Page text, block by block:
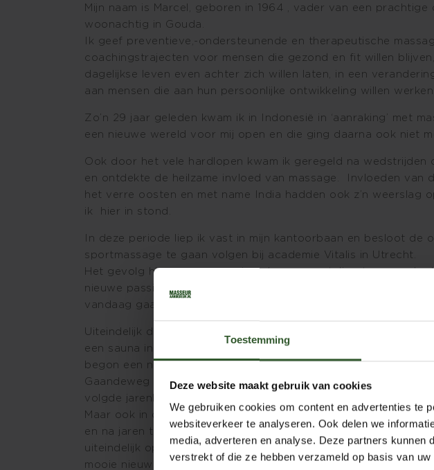
Toestemming
Deze website maakt gebruik van cookies
We gebruiken cookies om content en advertenties te
websiteverkeer te analyseren. Ook delen we
media, adverteren en analyse. Deze partners kunnen
verstrekt of die ze hebben verzameld op basis van
Mijn naam is Marcel, geboren in 1964 , vader van een prachtige
woonachtig in Gouda.
Ik geef preventieve,-ondersteunende en therapeutische
coachingstrajecten voor mensen die gezond en fit willen
dagelijkse leven even achter zich willen laten, in een
aan mensen die aan hun persoonlijke ontwikkeling willen werken.
Zo’n 29 jaar geleden kwam ik in Indonesië in ‘aanraking’ met
een nieuwe wereld voor mij open en die ging daarna ook niet
Ook door het vele hardlopen kwam ik geregeld na wedstrijden
en ontdekte de heilzame invloed van massage. Invloeden van
het verre oosten en met name India hadden ook z’n weerslag
ik hier in stond.
In deze periode liep ik vast in mijn kantoorbaan en besloot de
sportmassage te gaan volgen bij academie Vitalis in Utrecht.
Het gevolg hiervan was een jarenlange worsteling tussen
nieuwe passie waar ik eindelijk mijn ei in kwijt kon. Dit thema
vandaag gaan bezighouden. ‘The story of my life’
Uiteindelijk durfde ik het ambtenarenbestaan op te geven en
een sauna in mijn woonplaats. Daarnaast startte ik mijn eigen
begon een nieuwe betrekking op de afdeling radiologie in het
Gaandeweg leerde ik de meer alternatieve kant van het
volgde jarenlang allerlei opleidingen op energetisch gebied.
Maar ook in de ‘zekere’ baan in het ziekenhuis liep ik door een
en na jaren tobben alsmede door een ingrijpende gebeurtenis
uiteindelijk op het spoor van het zelfstandig ondernemen
mooie nieuwe ‘tak van sport’ er bij: stoelmassage!